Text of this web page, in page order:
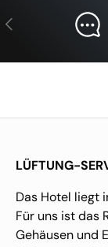
Vorherige
LÜFTUNG-
Das Hotel liegt
Für uns ist das
Gehäusen und